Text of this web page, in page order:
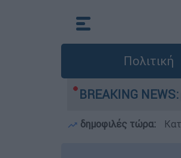
Πολιτική
BREAKING NEWS:
- Ολοκληρώθηκαν 325
δημοφιλές τώρα: